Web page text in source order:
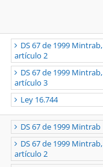
DS 67 de 1999 Mintrab,
artículo 2
DS 67 de 1999 Mintrab,
artículo 3
Ley 16.744
DS 67 de 1999 Mintrab
DS 67 de 1999 Mintrab,
artículo 2